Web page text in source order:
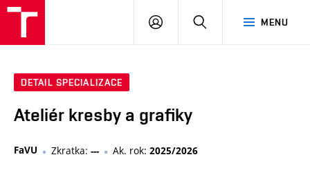
MENU
PŘIHLÁSIT
DETAIL SPECIALIZACE
Ateliér kresby a grafiky
FaVU Zkratka: --- Ak. rok: 2025/2026